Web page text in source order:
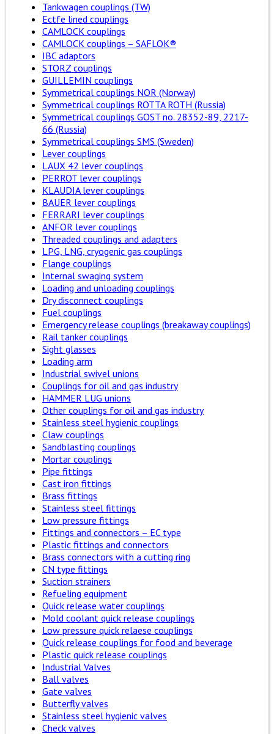
Tankwagen couplings (TW)
Ectfe lined couplings
CAMLOCK couplings
CAMLOCK couplings – SAFLOK®
IBC adaptors
STORZ couplings
GUILLEMIN couplings
Symmetrical couplings NOR (Norway)
Symmetrical couplings ROTTA ROTH (Russia)
Symmetrical couplings GOST no. 28352-89, 2217-
66 (Russia)
Symmetrical couplings SMS (Sweden)
Lever couplings
LAUX 42 lever couplings
PERROT lever couplings
KLAUDIA lever couplings
BAUER lever couplings
FERRARI lever couplings
ANFOR lever couplings
Threaded couplings and adapters
LPG, LNG, cryogenic gas couplings
Flange couplings
Internal swaging system
Loading and unloading couplings
Dry disconnect couplings
Fuel couplings
Emergency release couplings (breakaway couplings)
Rail tanker couplings
Sight glasses
Loading arm
Industrial swivel unions
Couplings for oil and gas industry
HAMMER LUG unions
Other couplings for oil and gas industry
Stainless steel hygienic couplings
Claw couplings
Sandblasting couplings
Mortar couplings
Pipe fittings
Cast iron fittings
Brass fittings
Stainless steel fittings
Low pressure fittings
Fittings and connectors – EC type
Plastic fittings and connectors
Brass connectors with a cutting ring
CN type fittings
Suction strainers
Refueling equipment
Quick release water couplings
Mold coolant quick release couplings
Low pressure quick relaese couplings
Quick release couplings for food and beverage
Plastic quick release couplings
Industrial Valves
Ball valves
Gate valves
Butterfly valves
Stainless steel hygienic valves
Check valves